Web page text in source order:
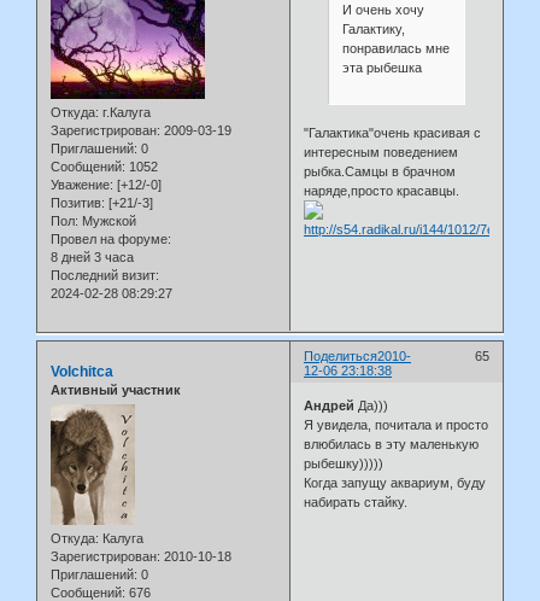
Откуда: г.Калуга
Зарегистрирован: 2009-03-19
Приглашений: 0
Сообщений: 1052
Уважение: [+12/-0]
Позитив: [+21/-3]
Пол: Мужской
Провел на форуме:
8 дней 3 часа
Последний визит:
2024-02-28 08:29:27
И очень хочу
Галактику,
понравилась мне
эта рыбешка
"Галактика"очень красивая с
интересным поведением
рыбка.Самцы в брачном
наряде,просто красавцы.
Поделиться 65
2010-
12-06 23:18:38
Volchitca
Активный участник
Откуда: Калуга
Зарегистрирован: 2010-10-18
Приглашений: 0
Сообщений: 676
Андрей Да)))
Я увидела, почитала и просто
влюбилась в эту маленькую
рыбешку)))))
Когда запущу аквариум, буду
набирать стайку.